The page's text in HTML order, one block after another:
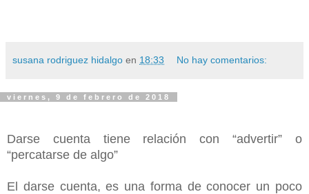
susana rodriguez hidalgo en 18:33 No hay comentarios:
viernes, 9 de febrero de 2018
Darse cuenta tiene relación con “advertir” o
“percatarse de algo”
El darse cuenta, es una forma de conocer un poco